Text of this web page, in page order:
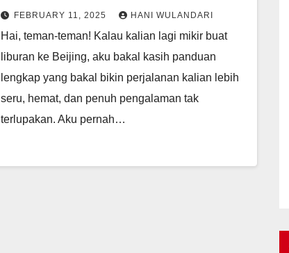
Budaya
FEBRUARY 11, 2025 HANI WULANDARI
Hai, teman-teman! Kalau kalian lagi mikir buat
liburan ke Beijing, aku bakal kasih panduan
lengkap yang bakal bikin perjalanan kalian lebih
seru, hemat, dan penuh pengalaman tak
terlupakan. Aku pernah…